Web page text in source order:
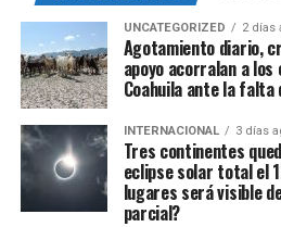
UNCATEGORIZED 2 días
Agotamiento diario,
apoyo acorralan a
Coahuila ante la falta
INTERNACIONAL 3 días
Tres continentes
eclipse solar total el
lugares será visible
parcial?